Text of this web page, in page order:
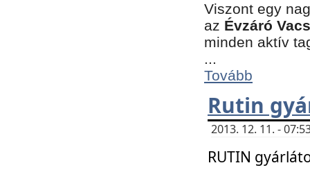
Viszont egy
az Évzáró
minden aktív
...
Tovább
Rutin
2013. 12. 11. -
RUTIN